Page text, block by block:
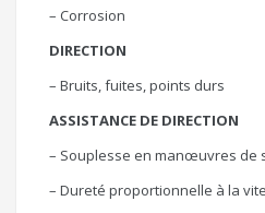
– Corrosion
DIRECTION
– Bruits, fuites, points durs
ASSISTANCE DE DIRECTION
– Souplesse en manœuvres de
– Dureté proportionnelle à la